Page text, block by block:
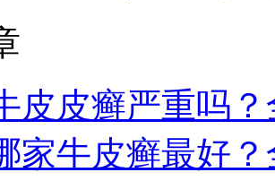
皮皮癣严重吗
家牛皮癣最好